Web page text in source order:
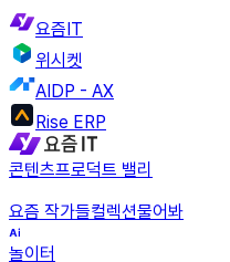
요즘IT
위시켓
AIDP - AX
Rise ERP
콘텐츠프로덕트 밸리
요즘 작가들컬렉션물어봐
놀이터